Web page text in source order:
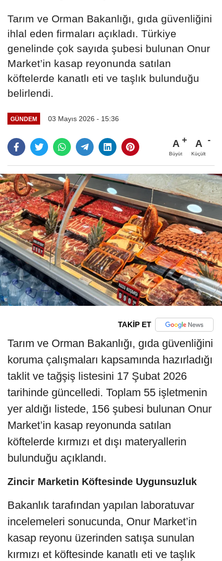
Tarım ve Orman Bakanlığı, gıda güvenliğini
ihlal eden firmaları açıkladı. Türkiye
genelinde çok sayıda şubesi bulunan Onur
Market’in kasap reyonunda satılan
köftelerde kanatlı eti ve taşlık bulunduğu
belirlendi.
GÜNDEM 03 Mayıs 2026 - 15:36
A
Büyüt
A
Küçült
TAKİP ET
Tarım ve Orman Bakanlığı, gıda güvenliğini
koruma çalışmaları kapsamında hazırladığı
taklit ve tağşiş listesini 17 Şubat 2026
tarihinde güncelledi. Toplam 55 işletmenin
yer aldığı listede, 156 şubesi bulunan Onur
Market’in kasap reyonunda satılan
köftelerde kırmızı et dışı materyallerin
bulunduğu açıklandı.
Zincir Marketin Köftesinde Uygunsuzluk
Bakanlık tarafından yapılan laboratuvar
incelemeleri sonucunda, Onur Market’in
kasap reyonu üzerinden satışa sunulan
kırmızı et köftesinde kanatlı eti ve taşlık